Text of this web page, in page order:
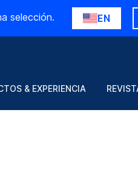
selección. EN
& EXPERIENCIA